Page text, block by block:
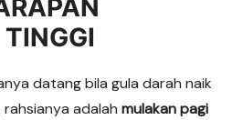
TINGGI
datang bila gula darah naik
rahsianya adalahmulakan pagi